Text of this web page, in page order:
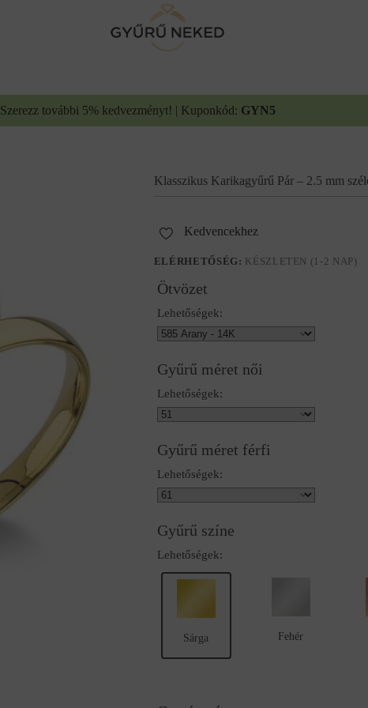
Szerezz további 5% kedvezményt! | Kuponkód: GYN5
Klasszikus Karikagyűrű Pár – 2.5 mm
ELÉRHETŐSÉG: KÉSZLETEN (1-2 NAP)
Kedvencekhez
Ötvözet
Lehetőségek:
Gyűrű méret női
Lehetőségek:
Gyűrű méret férfi
Lehetőségek:
Gyűrű színe
Lehetőségek:
Sárga Fehér